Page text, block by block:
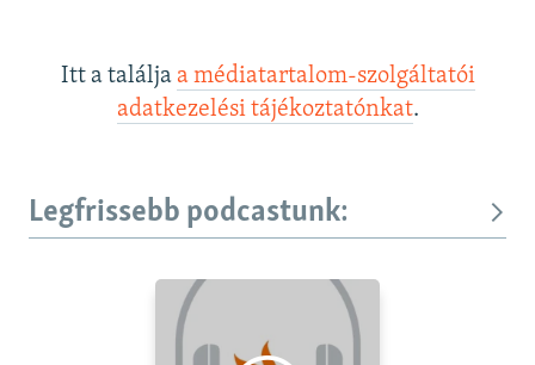
Itt a találja a médiatartalom-szolgáltatói
adatkezelési tájékoztatónkat.
Legfrissebb podcastunk: